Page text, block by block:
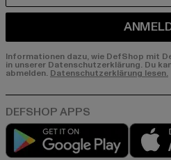
Informationen dazu, wie DefShop mit
in unserer Datenschutzerklärung. Du
abmelden. Datenschutzerklärung lesen.
Play